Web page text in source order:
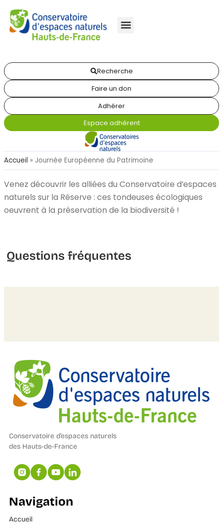
Recherche
Faire un don
Adhérer
Espace adhérent
Accueil » Journée Européenne du Patrimoine
Venez découvrir les alliées du Conservatoire d’espaces
naturels sur la Réserve : ces tondeuses écologiques
oeuvrent à la préservation de la biodiversité !
Questions fréquentes
Conservatoire d’espaces naturels
des Hauts-de-France
Navigation
Accueil